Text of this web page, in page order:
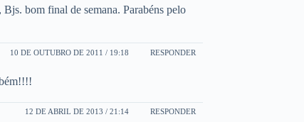
bom final de semana. Parabéns pelo
10 DE OUTUBRO DE 2011 / 19:18 RESPONDER
12 DE ABRIL DE 2013 / 21:14 RESPONDER